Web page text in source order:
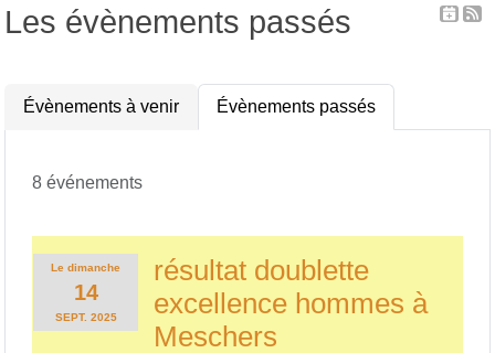
Les évènements passés
Évènements à venir Évènements passés
8 événements
Ledimanche
14
SEPT. 2025
résultat doublette
excellence hommes à
Meschers